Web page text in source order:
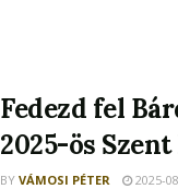
Fedezd fel
2025-ös
BY VÁMOSI PÉTER 2025-